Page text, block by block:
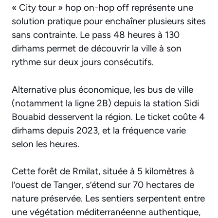
« City tour » hop on-hop off représente une
solution pratique pour enchaîner plusieurs sites
sans contrainte. Le pass 48 heures à 130
dirhams permet de découvrir la ville à son
rythme sur deux jours consécutifs.
Alternative plus économique, les bus de ville
(notamment la ligne 2B) depuis la station Sidi
Bouabid desservent la région. Le ticket coûte 4
dirhams depuis 2023, et la fréquence varie
selon les heures.
Cette forêt de Rmilat, située à 5 kilomètres à
l’ouest de Tanger, s’étend sur 70 hectares de
nature préservée. Les sentiers serpentent entre
une végétation méditerranéenne authentique,